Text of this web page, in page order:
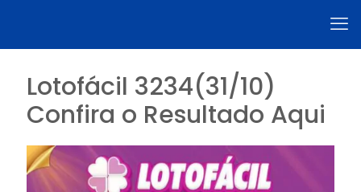
Lotofácil 3234(31/10)
Confira o Resultado Aqui